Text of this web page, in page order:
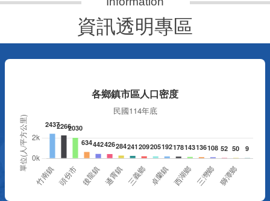
資訊透明專區